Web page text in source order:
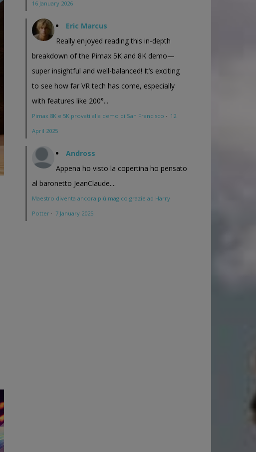
16 January 2026
Eric Marcus
Really enjoyed reading this in-depth
breakdown of the Pimax 5K and 8K demo—
super insightful and well-balanced! It’s exciting
to see how far VR tech has come, especially
with features like 200°...
Pimax 8K e 5K provati alla demo di San Francisco · 12
April 2025
Andross
Appena ho visto la copertina ho pensato
al baronetto JeanClaude....
Maestro diventa ancora più magico grazie ad Harry
Potter · 7 January 2025